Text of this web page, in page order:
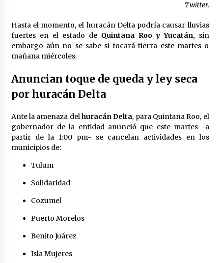
Twitter.
Hasta el momento, el huracán Delta podría causar lluvias
fuertes en el estado de Quintana Roo y Yucatán,sin
embargo aún no se sabe si tocará tierra este martes o
mañana miércoles.
Anuncian toque de queda y ley seca
por huracán Delta
Ante la amenaza delhuracán Delta, para Quintana Roo, el
gobernador de la entidad anunció que este martes -a
partir de la 1:00 pm- se cancelan actividades en los
municipios de:
Tulum
Solidaridad
Cozumel
Puerto Morelos
Benito Juárez
Isla Mujeres